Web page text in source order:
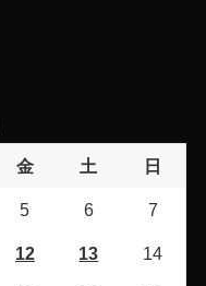
金 土 日
5 6 7
12 13 14